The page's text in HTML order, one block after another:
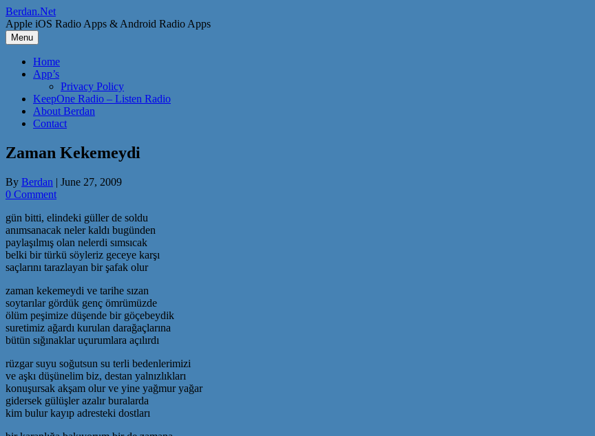
Skip
to
content
Berdan.Net
Apple iOS Radio Apps & Android Radio Apps
Menu
Home
App’s
Privacy Policy
KeepOne Radio – Listen Radio
About Berdan
Contact
Zaman Kekemeydi
By Berdan | June 27, 2009
0 Comment
gün bitti, elindeki güller de soldu
anımsanacak neler kaldı bugünden
paylaşılmış olan nelerdi sımsıcak
belki bir türkü söyleriz geceye karşı
saçlarını tarazlayan bir şafak olur
zaman kekemeydi ve tarihe sızan
soytarılar gördük genç ömrümüzde
ölüm peşimize düşende bir göçebeydik
suretimiz ağardı kurulan darağaçlarına
bütün sığınaklar uçurumlara açılırdı
rüzgar suyu soğutsun su terli bedenlerimizi
ve aşkı düşünelim biz, destan yalnızlıkları
konuşursak akşam olur ve yine yağmur yağar
gidersek gülüşler azalır buralarda
kim bulur kayıp adresteki dostları